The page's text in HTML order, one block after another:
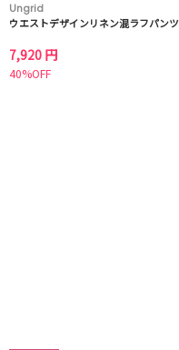
Ungrid
ウエストデザインリネン混ラフパンツ
7,920 円
40%OFF